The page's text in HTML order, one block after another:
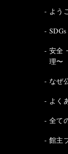
よう
安全
理〜
なぜ
よく
全て
館主